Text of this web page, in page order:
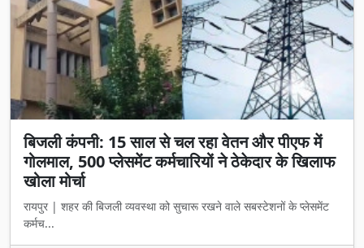
बिजली कंपनी: 15 साल से चल रहा वेतन और पीएफ में
गोलमाल, 500 प्लेसमेंट कर्मचारियों ने ठेकेदार के खिलाफ
खोला मोर्चा
रायपुर | शहर की बिजली व्यवस्था को सुचारू रखने वाले सबस्टेशनों के प्लेसमेंट
कर्मच...